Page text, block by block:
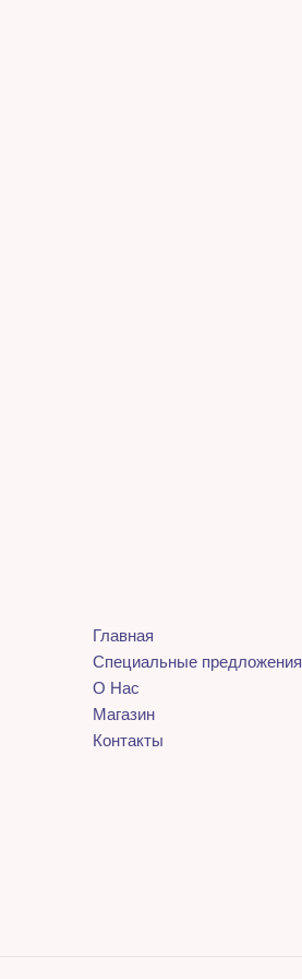
Главная
Специальные предложения
О Нас
Магазин
Контакты